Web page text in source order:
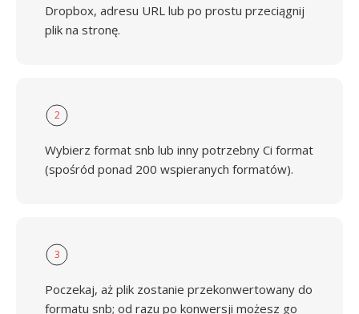
Dropbox, adresu URL lub po prostu przeciągnij
plik na stronę.
2
Wybierz format snb lub inny potrzebny Ci format
(spośród ponad 200 wspieranych formatów).
3
Poczekaj, aż plik zostanie przekonwertowany do
formatu snb; od razu po konwersji możesz go